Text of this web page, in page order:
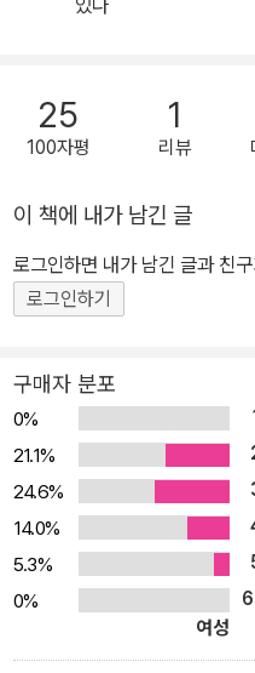
성의 몸은 제대로 탐구된 적
아들여지지 않았으며, 그로 인
감당해야 할 몫이 되었다. 그러
과학 전문 저널리스트 레이철
이 여성의 신체를 탐구하고도
새로운 시각과 실험으로 무장
고, 앞으로 새롭게 밝혀질 것이
이너》는 ‘앤드루 카네기 메달
종후보작에 이름을 올리고, 유
하며 전 세계의 주목을 받았다. 해결되지 않는 여성 질환과 통증의 원
인은 신체가 아닌 세상에 있다
고, 사소한 ‘여자들 문제’로 경
없었던 것은 그저 ‘보려고 하지 않았기 때문’ 과학
저널리스트로서의 전문성을 자
25
100자평
1
리뷰
이 책에 내가 남긴 글
로그인하면 내가 남긴 글과 친
로그인하기
구매자 분포
0%
21.1%
24.6%
14.0%
5.3%
0%
여성